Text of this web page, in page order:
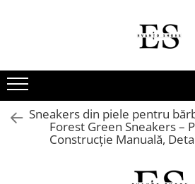
Oxford
Derby
MonkStraps
DubleMonk
Papuci
Ghete
PantofiSneakers din piele pentru
Forest Green Sneakers –
Construcție Manuală,